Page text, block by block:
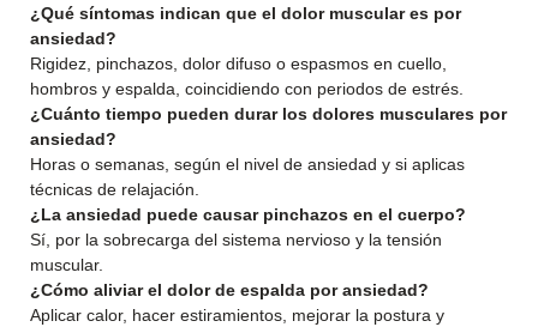
¿Qué síntomas indican que el dolor muscular es por
ansiedad?
Rigidez, pinchazos, dolor difuso o espasmos en cuello,
hombros y espalda, coincidiendo con periodos de estrés.
¿Cuánto tiempo pueden durar los dolores musculares por
ansiedad?
Horas o semanas, según el nivel de ansiedad y si aplicas
técnicas de relajación.
¿La ansiedad puede causar pinchazos en el cuerpo?
Sí, por la sobrecarga del sistema nervioso y la tensión
muscular.
¿Cómo aliviar el dolor de espalda por ansiedad?
Aplicar calor, hacer estiramientos, mejorar la postura y